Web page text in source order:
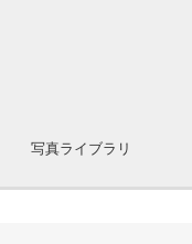
写真ライブラリ